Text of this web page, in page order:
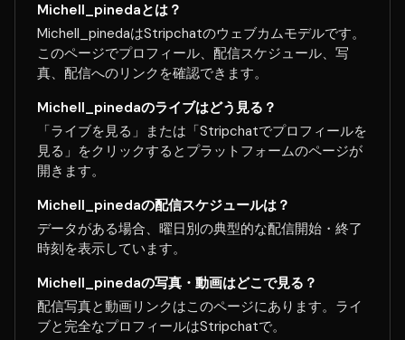
Michell_pinedaとは？
Michell_pinedaはStripchatのウェブカムモデルです。
このページでプロフィール、配信スケジュール、写
真、配信へのリンクを確認できます。
Michell_pinedaのライブはどう見る？
「ライブを見る」または「Stripchatでプロフィールを
見る」をクリックするとプラットフォームのページが
開きます。
Michell_pinedaの配信スケジュールは？
データがある場合、曜日別の典型的な配信開始・終了
時刻を表示しています。
Michell_pinedaの写真・動画はどこで見る？
配信写真と動画リンクはこのページにあります。ライ
ブと完全なプロフィールはStripchatで。